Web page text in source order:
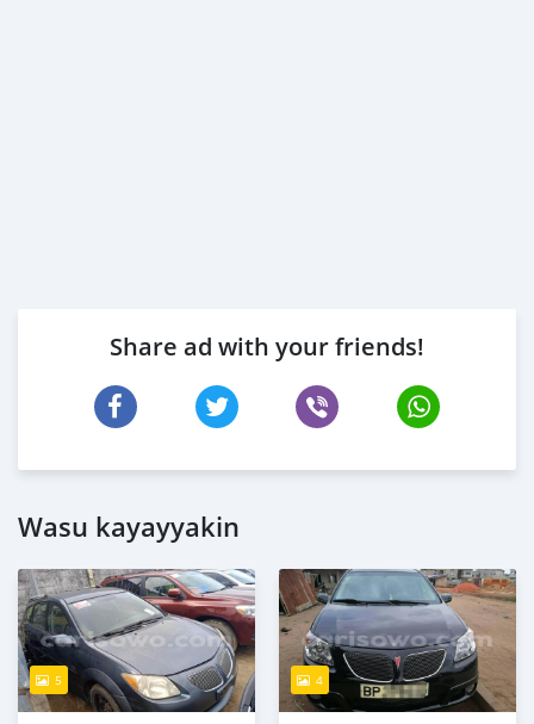
Share ad with your friends!
Wasu kayayyakin
5 4